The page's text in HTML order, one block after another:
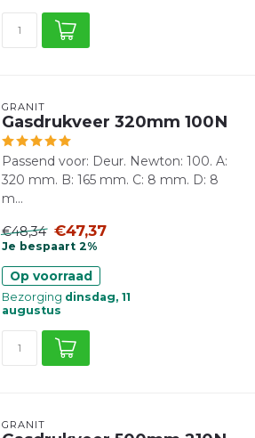
GRANIT
Gasdrukveer 320mm 100N
Passend voor: Deur. Newton: 100. A:
320 mm. B: 165 mm. C: 8 mm. D: 8
m...
€48,34 €47,37
Je bespaart 2%
Op voorraad
Bezorging dinsdag, 11
augustus
GRANIT